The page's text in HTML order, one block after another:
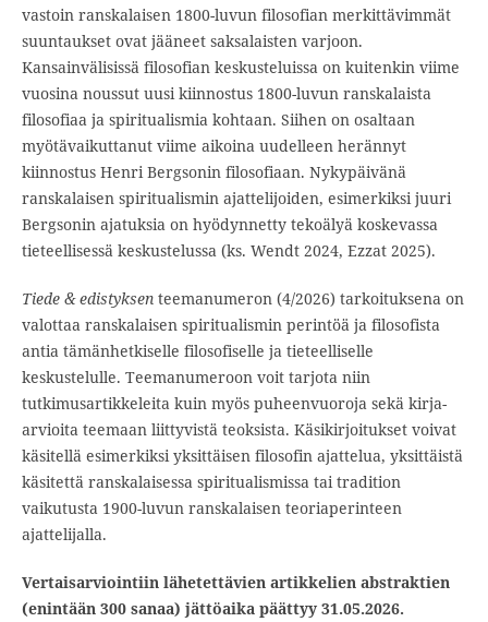
vastoin ranskalaisen 1800-luvun filosofian merkittävimmät
suuntaukset ovat jääneet saksalaisten varjoon.
Kansainvälisissä filosofian keskusteluissa on kuitenkin viime
vuosina noussut uusi kiinnostus 1800-luvun ranskalaista
filosofiaa ja spiritualismia kohtaan. Siihen on osaltaan
myötävaikuttanut viime aikoina uudelleen herännyt
kiinnostus Henri Bergsonin filosofiaan. Nykypäivänä
ranskalaisen spiritualismin ajattelijoiden, esimerkiksi juuri
Bergsonin ajatuksia on hyödynnetty tekoälyä koskevassa
tieteellisessä keskustelussa (ks. Wendt 2024, Ezzat 2025).
Tiede & edistyksenteemanumeron (4/2026) tarkoituksena on
valottaa ranskalaisen spiritualismin perintöä ja filosofista
antia tämänhetkiselle filosofiselle ja tieteelliselle
keskustelulle. Teemanumeroon voit tarjota niin
tutkimusartikkeleita kuin myös puheenvuoroja sekä kirja-
arvioita teemaan liittyvistä teoksista. Käsikirjoitukset voivat
käsitellä esimerkiksi yksittäisen filosofin ajattelua, yksittäistä
käsitettä ranskalaisessa spiritualismissa tai tradition
vaikutusta 1900-luvun ranskalaisen teoriaperinteen
ajattelijalla.
Vertaisarviointiin lähetettävien artikkelien abstraktien
(enintään 300 sanaa) jättöaika päättyy 31.05.2026.